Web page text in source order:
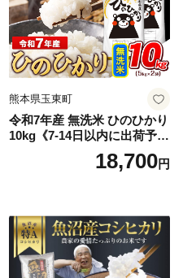
熊本県玉東町
令和7年産 無洗米 ひのひかり
10kg《7-14日以内に出荷予定
(土日祝除く)》コメ 米 無洗米
令和7年産 高レビュー｜人気
18,700円